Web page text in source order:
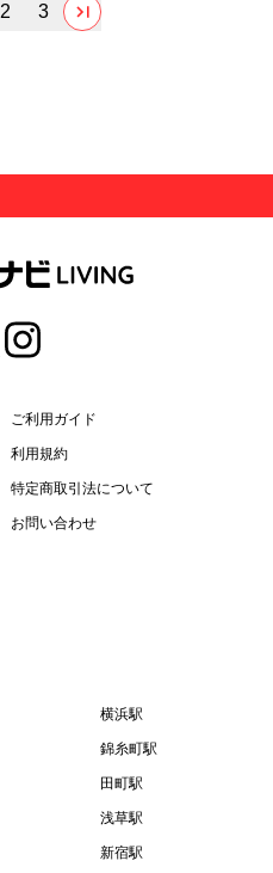
2 3
ご利用ガイド
利用規約
特定商取引法について
お問い合わせ
横浜駅
錦糸町駅
田町駅
浅草駅
新宿駅